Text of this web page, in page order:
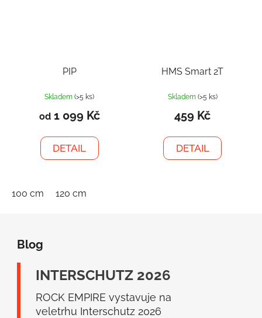
PIP
Skladem(>5 ks)
od1 099 Kč
DETAIL
100 cm 120 cm
HMS Smart 2T
Skladem (>5 ks)
459 Kč
DETAIL
Blog
INTERSCHUTZ 2026
ROCK EMPIRE vystavuje na
veletrhu Interschutz 2026